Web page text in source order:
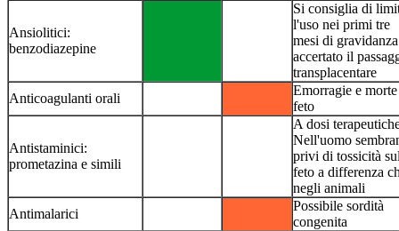
Ansiolitici:
benzodiazepine
Si consiglia di
l'uso nei primi tre
mesi di gravidanza
accertato il
transplacentare
Anticoagulanti orali
Emorragie e
feto
Antistaminici:
prometazina e simili
A dosi
Nell'uomo
privi di tossicità
feto a differenza
negli animali
Antimalarici
Possibile sordità
congenita